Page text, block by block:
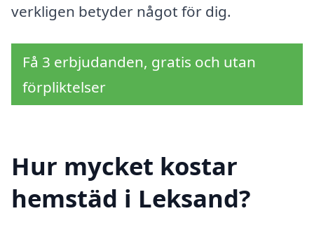
verkligen betyder något för dig.
Få 3 erbjudanden, gratis och utan
förpliktelser
Hur mycket kostar
hemstäd i Leksand?